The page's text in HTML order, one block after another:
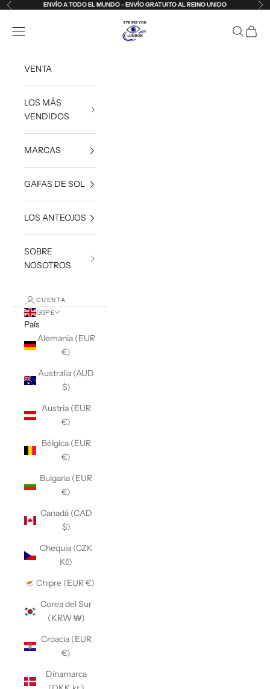
Ir al contenido
Anterior ENVÍO A TODO EL MUNDO - ENVÍO GRATUITO AL REINO UNIDO
Eye See You London
Abrir menú de navegación AbrirAbrir
VENTA
LOS MÁS
VENDIDOS
MARCAS
GAFAS DE SOL
LOS ANTEOJOS
SOBRE
NOSOTROS
CUENTA
GBP £
País
Alemania (EUR
€)
Australia (AUD
$)
Austria (EUR
€)
Bélgica (EUR
€)
Bulgaria (EUR
€)
Canadá (CAD
$)
Chequia (CZK
Kč)
Chipre (EUR €)
Corea del Sur
(KRW ₩)
Croacia (EUR
€)
Dinamarca